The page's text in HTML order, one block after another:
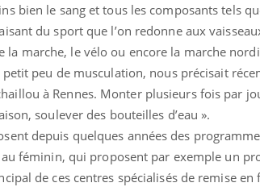
bien le sang et tous les composants tels
du sport que l’on redonne aux
marche, le vélo ou encore la marche
peu de musculation, nous précisait
à Rennes. Monter plusieurs fois par
soulever des bouteilles d’eau ».
depuis quelques années des
féminin, qui proposent par exemple un
de ces centres spécialisés de remise en